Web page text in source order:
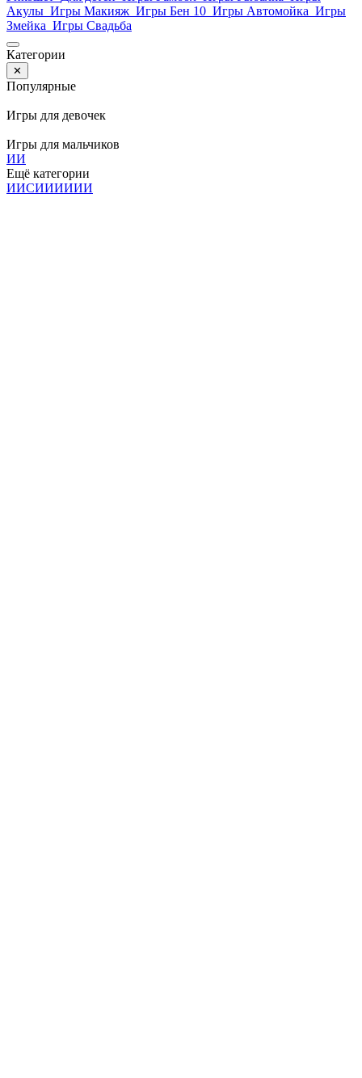
Акулы Игры Макияж Игры Бен 10 Игры Автомойка Игры
Змейка Игры Свадьба
Категории
✕
Популярные
Игры для девочек
Игры для мальчиков
ИИ
Ещё категории
ИИСИИИИИИ